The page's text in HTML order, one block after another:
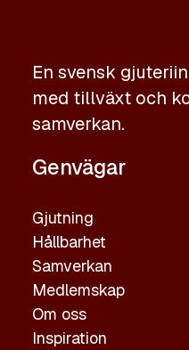
En svensk
med tillväxt och
samverkan.
Genvägar
Gjutning
Hållbarhet
Samverkan
Medlemskap
Om oss
Inspiration